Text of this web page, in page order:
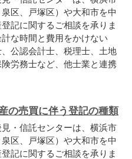
区、戸塚区）や大和市を中
記に関するご相談を承りま
な時間と費用をかけない
公認会計士、税理士、土地
労務士など、他士業と連携
の売買に伴う登記の種類
・信託センターは、横浜市
区、戸塚区）や大和市を中
記に関するご相談を承りま